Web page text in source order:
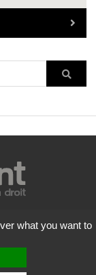
what you want to